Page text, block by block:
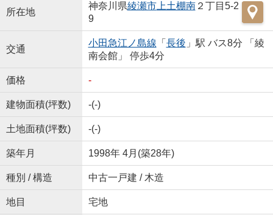
所在地
神奈川県綾瀬市上土棚南２丁目5-2
9
交通
小田急江ノ島線 「 長後 」駅 バス8分 「綾
南会館」 停歩4分
価格 -
建物面積(坪数) -(-)
土地面積(坪数) -(-)
築年月 1998年 4月(築28年)
種別 / 構造 中古一戸建 / 木造
地目 宅地